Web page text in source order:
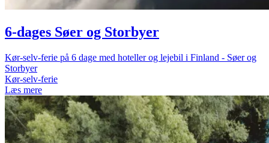
6-dages Søer og Storbyer
Kør-selv-ferie på 6 dage med hoteller og lejebil i Finland - Søer og
Storbyer
Kør-selv-ferie
Læs mere